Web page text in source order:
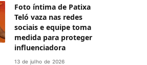
Foto íntima de Patixa
Teló vaza nas redes
sociais e equipe toma
medida para proteger
influenciadora
13 de julho de 2026